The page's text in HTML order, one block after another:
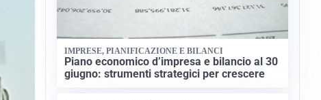
IMPRESE, PIANIFICAZIONE E BILANCI
Piano economico d’impresa e bilancio al 30
giugno: strumenti strategici per crescere